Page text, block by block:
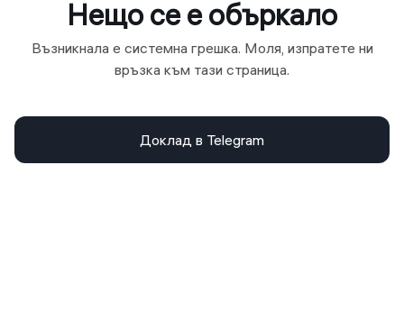
Нещо се е объркало
Възникнала е системна грешка. Моля, изпратете ни
връзка към тази страница.
Доклад в Telegram